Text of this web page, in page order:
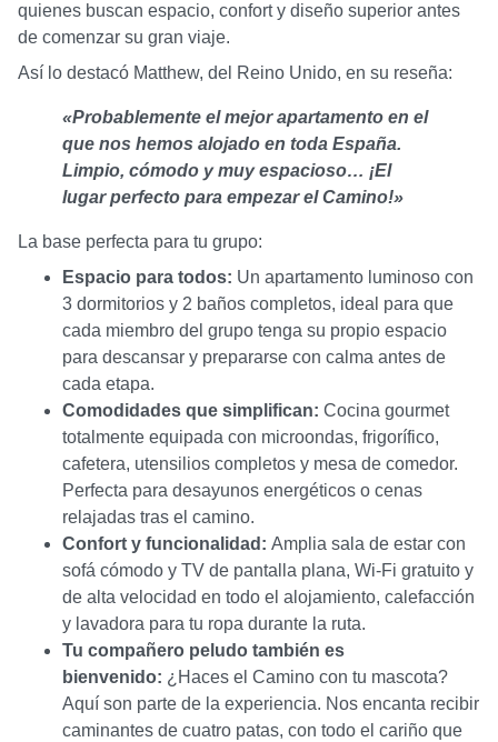
quienes buscan espacio, confort y diseño superior antes
de comenzar su gran viaje.
Así lo destacó Matthew, del Reino Unido, en su reseña:
«Probablemente el mejor apartamento en el
que nos hemos alojado en toda España.
Limpio, cómodo y muy espacioso… ¡El
lugar perfecto para empezar el Camino!»
La base perfecta para tu grupo:
Espacio para todos: Un apartamento luminoso con
3 dormitorios y 2 baños completos, ideal para que
cada miembro del grupo tenga su propio espacio
para descansar y prepararse con calma antes de
cada etapa.
Comodidades que simplifican: Cocina gourmet
totalmente equipada con microondas, frigorífico,
cafetera, utensilios completos y mesa de comedor.
Perfecta para desayunos energéticos o cenas
relajadas tras el camino.
Confort y funcionalidad: Amplia sala de estar con
sofá cómodo y TV de pantalla plana, Wi-Fi gratuito y
de alta velocidad en todo el alojamiento, calefacción
y lavadora para tu ropa durante la ruta.
Tu compañero peludo también es
bienvenido: ¿Haces el Camino con tu mascota?
Aquí son parte de la experiencia. Nos encanta recibir
caminantes de cuatro patas, con todo el cariño que